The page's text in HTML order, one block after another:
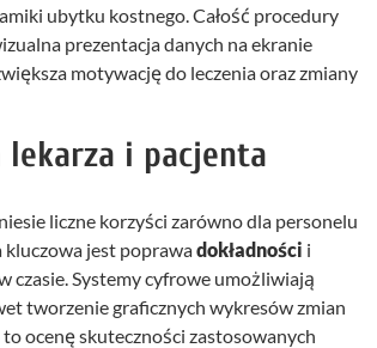
ubytku kostnego. Całość procedury
prezentacja danych na ekranie
motywację do leczenia oraz zmiany
i pacjenta
liczne korzyści zarówno dla personelu
kluczowa jest poprawadokładności i
czasie. Systemy cyfrowe umożliwiają
tworzenie graficznych wykresów zmian
ocenę skuteczności zastosowanych